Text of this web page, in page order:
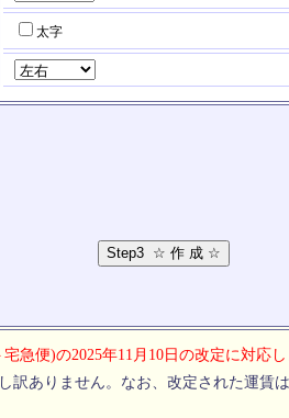
太字
急便)の2025年11月10日の改定に対応し
訳ありません。なお、改定された運賃